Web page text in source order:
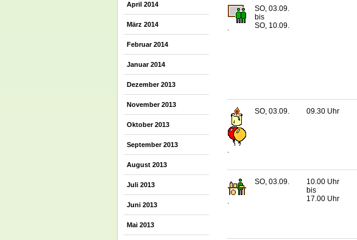
April 2014
März 2014
Februar 2014
Januar 2014
Dezember 2013
November 2013
Oktober 2013
September 2013
August 2013
Juli 2013
Juni 2013
Mai 2013
SO, 03.09.
bis
SO, 10.09.
.
SO, 03.09. 09.30 Uhr
.
SO, 03.09.
10.00 Uhr
bis
17.00 Uhr